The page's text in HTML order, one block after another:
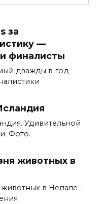
за
—
финалисты
дважды в год
Удивительной
Фото.
животных в
в Непале -